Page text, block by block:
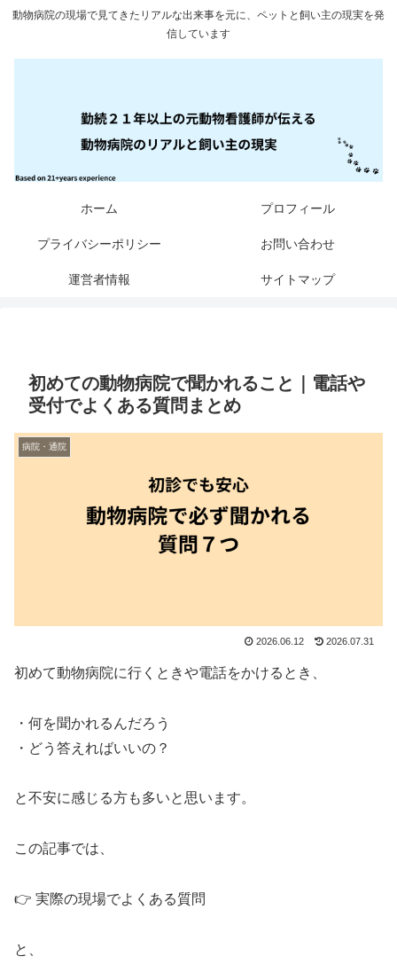
動物病院の現場で見てきたリアルな出来事を元に、ペットと飼い主の現実を発
信しています
ホーム プロフィール
プライバシーポリシー お問い合わせ
運営者情報 サイトマップ
初めての動物病院で聞かれること｜電話や
受付でよくある質問まとめ
病院・通院
2026.06.12 2026.07.31
初めて動物病院に行くときや電話をかけるとき、
・何を聞かれるんだろう
・どう答えればいいの？
と不安に感じる方も多いと思います。
この記事では、
👉 実際の現場でよくある質問
と、